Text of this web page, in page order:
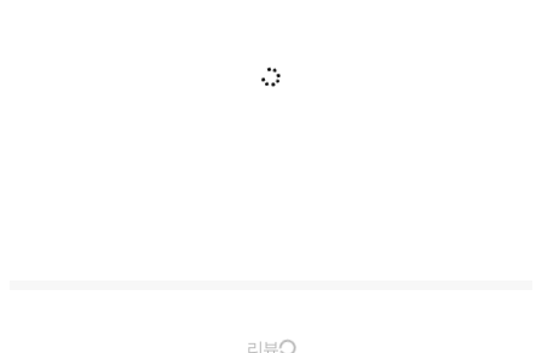
리뷰